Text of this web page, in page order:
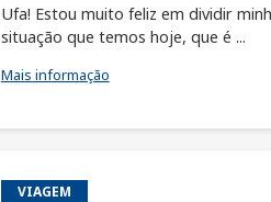
Ufa! Estou muito feliz em dividir
situação que temos hoje, que é ...
Mais informação
VIAGEM